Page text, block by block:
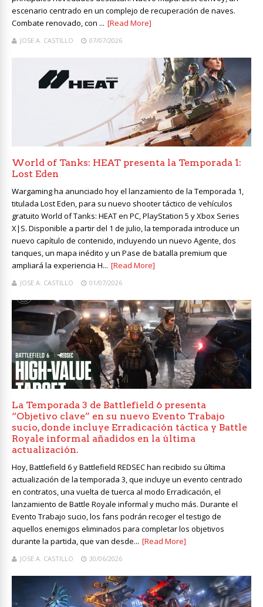
escenario centrado en un complejo de recuperación de naves.
Combate renovado, con ... [Read More]
JOSE A. CASTILLO 07/07/2026
World of Tanks: HEAT presenta la Temporada 1:
Lost Eden
Wargaming ha anunciado hoy el lanzamiento de la Temporada 1,
titulada Lost Eden, para su nuevo shooter táctico de vehículos
gratuito World of Tanks: HEAT en PC, PlayStation 5 y Xbox Series
X|S. Disponible a partir del 1 de julio, la temporada introduce un
nuevo capítulo de contenido, incluyendo un nuevo Agente, dos
tanques, un mapa inédito y un Pase de batalla premium que
ampliará la experiencia H... [Read More]
JOSE A. CASTILLO 01/07/2026
La Temporada 3 de Battlefield 6 presenta
“Objetivo clave” en su nuevo Evento Trabajo
sucio, donde incluye Erradicación táctica y Battle
Royale informal añadidos en la última
actualización.
Hoy, Battlefield 6 y Battlefield REDSEC han recibido su última
actualización de la temporada 3, que incluye un evento centrado
en contratos, una vuelta de tuerca al modo Erradicación, el
lanzamiento de Battle Royale informal y mucho más. Durante el
Evento Trabajo sucio, los fans podrán recoger el testigo de
aquellos enemigos eliminados para completar los objetivos
durante la partida, que van desde... [Read More]
JOSE A. CASTILLO 30/06/2026